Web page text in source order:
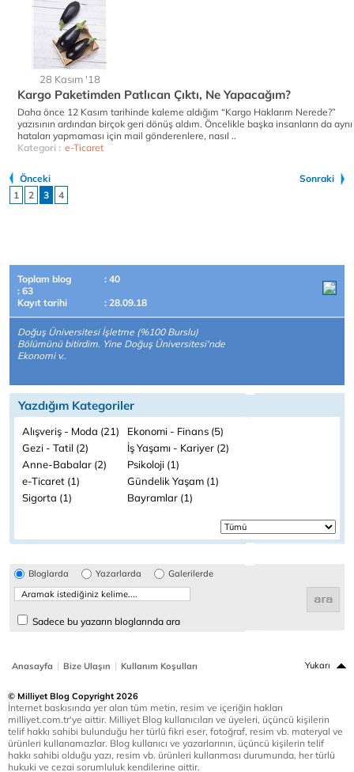
28 Kasım '18
Kargo Paketimden Patlıcan Çıktı, Ne Yapacağım?
Daha önce 12 Kasım tarihinde kaleme aldığım “Kargo Haklarım Nerede?”
yazısının ardından birçok geri dönüş aldım. Öncelikle başka insanların da aynı
hataları yapmaması için mail gönderenlere, nasıl ..
Kategori : e-Ticaret
Önceki
Sonraki
1
2 3 4
Toplam blog
: 40
: 63
Kayıt tarihi
: 28.09.18
Doğuş Üniversitesi İşletme (%100 Burslu)
Bölümünü bitirdim. Yine Doğuş Üniversitesi'nde
Ekonomi v..
Yazdığım Kategoriler
Alışveriş - Moda (21)
Ekonomi - Finans (5)
Gezi - Tatil (2)
İş Yaşamı - Kariyer (2)
Anne-Babalar (2)
Psikoloji (1)
e-Ticaret (1)
Gündelik Yaşam (1)
Sigorta (1)
Bayramlar (1)
Bloglarda Yazarlarda Galerilerde
Sadece bu yazarın bloglarında ara
Anasayfa | Bize Ulaşın | Kullanım Koşulları Yukarı
© Milliyet Blog Copyright 2026
İnternet baskısında yer alan tüm metin, resim ve içeriğin hakları
milliyet.com.tr'ye aittir. Milliyet Blog kullanıcıları ve üyeleri, üçüncü kişilerin
telif hakkı sahibi bulunduğu her türlü fikri eser, fotoğraf, resim vb. materyal ve
ürünleri kullanamazlar. Blog kullanıcı ve yazarlarının, üçüncü kişilerin telif
hakkı sahibi olduğu yazı, resim vb. ürünleri kullanması durumunda, her türlü
hukuki ve cezai sorumluluk kendilerine aittir.